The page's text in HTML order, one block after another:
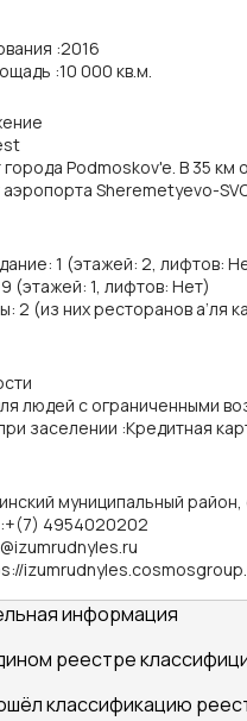
:2016
:10 000 кв.м.
города Podmoskov'e. В 35 км
аэропорта Sheremetyevo-
1 (этажей: 2, лифтов:
(этажей: 1, лифтов: Нет)
2 (из них ресторанов а’ля
людей с ограниченными
заселении :Кредитная
муниципальный
:+(7) 4954020202
информация
реестре
классификацию